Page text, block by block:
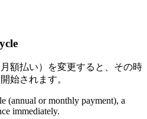
額払い）を変更すると、その時
始されます。
(annual or monthly payment), a
immediately.